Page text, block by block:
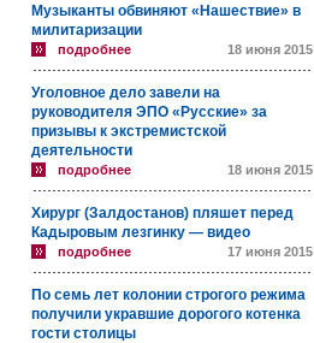
Музыканты обвиняют «Нашествие» в
милитаризации
подробнее 18 июня 2015
Уголовное дело завели на
руководителя ЭПО «Русские» за
призывы к экстремистской
деятельности
подробнее 18 июня 2015
Хирург (Залдостанов) пляшет перед
Кадыровым лезгинку — видео
подробнее 17 июня 2015
По семь лет колонии строгого режима
получили укравшие дорогого котенка
гости столицы